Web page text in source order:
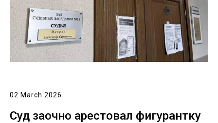
02 March 2026
Суд заочно арестовал фигурантку